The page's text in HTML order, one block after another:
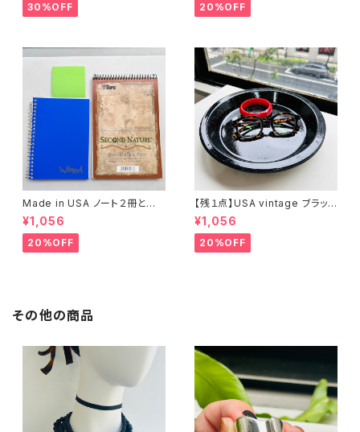
30%OFF 20%OFF
Made in USA ノート２冊とお
まけ
¥1,056
20%OFF
【残１点】USA vintage ブラック
琺瑯プレート
¥1,056
20%OFF
その他の商品